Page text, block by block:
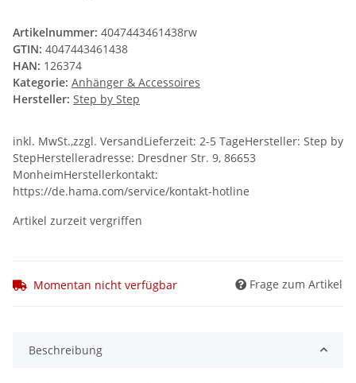
Artikelnummer: 4047443461438rw
GTIN: 4047443461438
HAN: 126374
Kategorie: Anhänger & Accessoires
Hersteller: Step by Step
inkl. MwSt.,zzgl. VersandLieferzeit: 2-5 TageHersteller: Step by
StepHerstelleradresse: Dresdner Str. 9, 86653
MonheimHerstellerkontakt:
https://de.hama.com/service/kontakt-hotline
Artikel zurzeit vergriffen
Momentan nicht verfügbar Frage zum Artikel
Beschreibung